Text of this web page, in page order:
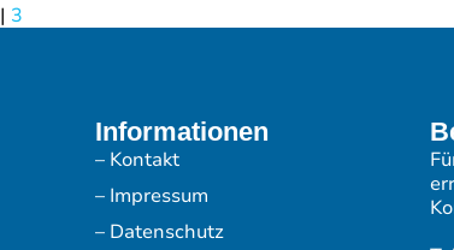
| 3
Informationen
– Kontakt
– Impressum
– Datenschutz